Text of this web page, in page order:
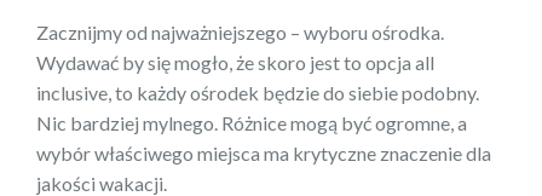
Zacznijmy od najważniejszego – wyboru ośrodka.
Wydawać by się mogło, że skoro jest to opcja all
inclusive, to każdy ośrodek będzie do siebie podobny.
Nic bardziej mylnego. Różnice mogą być ogromne, a
wybór właściwego miejsca ma krytyczne znaczenie dla
jakości wakacji.